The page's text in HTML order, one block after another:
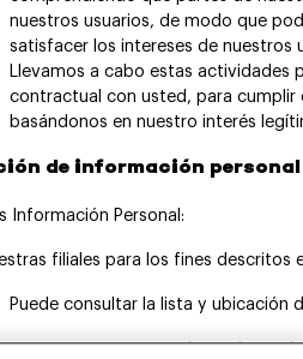
nuestros usuarios, de modo que
satisfacer los intereses de nuestros
Llevamos a cabo estas actividades
contractual con usted, para cumplir
basándonos en nuestro interés
de información personal
Información Personal:
filiales para los fines descritos
Puede consultar la lista y ubicación
terceros proveedores de